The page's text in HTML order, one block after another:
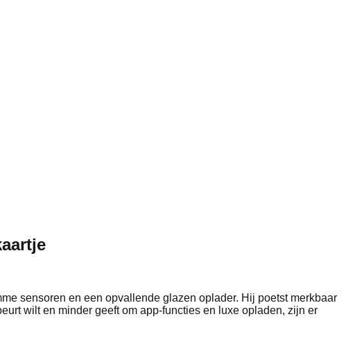
sensoren en een opvallende glazen oplader. Hij poetst merkbaar
wilt en minder geeft om app-functies en luxe opladen, zijn er